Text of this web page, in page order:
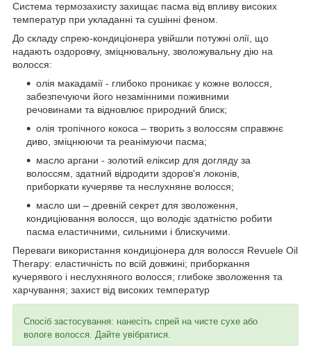
Система термозахисту захищає пасма від впливу високих
температур при укладанні та сушінні феном.
До складу спрею-кондиціонера увійшли потужні олії, що
надають оздоровчу, зміцнювальну, зволожувальну дію на
волосся:
олія макадамії - глибоко проникає у кожне волосся,
забезпечуючи його незамінними поживними
речовинами та відновлює природний блиск;
олія тропічного кокоса – творить з волоссям справжнє
диво, зміцнюючи та реанімуючи пасма;
масло аргани - золотий еліксир для догляду за
волоссям, здатний відродити здоров'я локонів,
приборкати кучеряве та неслухняне волосся;
масло ши – древній секрет для зволоження,
кондиціювання волосся, що володіє здатністю робити
пасма еластичними, сильними і блискучими.
Переваги використання кондиціонера для волосся Revuele Oil
Therapy: еластичність по всій довжині; приборкання
кучерявого і неслухняного волосся; глибоке зволоження та
харчування; захист від високих температур
Спосіб застосування: нанесіть спрей на чисте сухе або
вологе волосся. Дайте увібратися.